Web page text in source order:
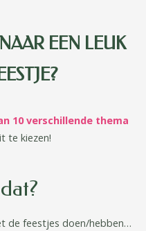
EEN LEUK
10 verschillende thema
te kiezen!
de feestjes doen/hebben…